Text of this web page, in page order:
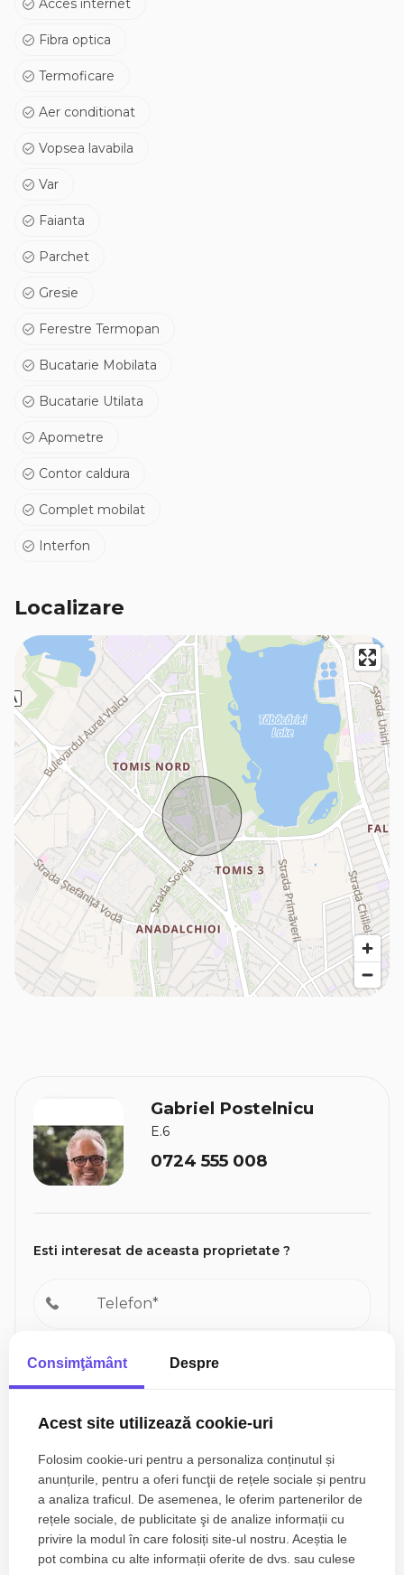
Pentru mai multe informații despre acest anunț imobiliar
contactați. Suntem aici pentru a vă ajuta să găsiți locuința
E.6(P33816)
Acces internet
Fibra optica
Termoficare
Aer conditionat
Vopsea lavabila
Var
Faianta
Parchet
Gresie
Ferestre Termopan
Bucatarie Mobilata
Bucatarie Utilata
Apometre
Contor caldura
Complet mobilat
Interfon
Localizare
Gabriel Postelnicu
E.6
0724 555 008
Esti interesat de aceasta proprietate ?
Sunt de acord cu prelucrarea datelor conform
politicii
Consimţământ Despre
Acest site utilizează cookie-uri
Folosim cookie-uri pentru a personaliza conținutul și
anunțurile, pentru a oferi funcţii de rețele sociale și pentru
a analiza traficul. De asemenea, le oferim partenerilor de
rețele sociale, de publicitate şi de analize informații cu
privire la modul în care folosiți site-ul nostru. Aceștia le
pot combina cu alte informații oferite de dvs. sau culese